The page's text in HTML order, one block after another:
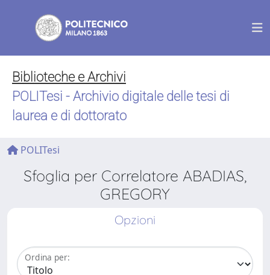
Biblioteche e Archivi
POLITesi - Archivio digitale delle tesi di
laurea e di dottorato
POLITesi
Sfoglia per Correlatore ABADIAS,
GREGORY
Opzioni
Ordina per: